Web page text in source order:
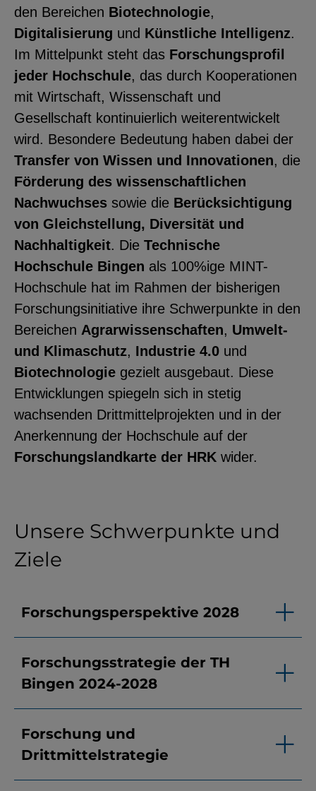
den Bereichen Biotechnologie,
Digitalisierung und Künstliche Intelligenz.
Im Mittelpunkt steht das Forschungsprofil
jeder Hochschule, das durch Kooperationen
mit Wirtschaft, Wissenschaft und
Gesellschaft kontinuierlich weiterentwickelt
wird. Besondere Bedeutung haben dabei der
Transfer von Wissen und Innovationen, die
Förderung des wissenschaftlichen
Nachwuchses sowie die Berücksichtigung
von Gleichstellung, Diversität und
Nachhaltigkeit. Die Technische
Hochschule Bingen als 100%ige MINT-
Hochschule hat im Rahmen der bisherigen
Forschungsinitiative ihre Schwerpunkte in den
Bereichen Agrarwissenschaften, Umwelt-
und Klimaschutz, Industrie 4.0 und
Biotechnologie gezielt ausgebaut. Diese
Entwicklungen spiegeln sich in stetig
wachsenden Drittmittelprojekten und in der
Anerkennung der Hochschule auf der
Forschungslandkarte der HRK wider.
Unsere Schwerpunkte und
Ziele
Forschungsperspektive 2028
Forschungsstrategie der TH
Bingen 2024-2028
Forschung und
Drittmittelstrategie